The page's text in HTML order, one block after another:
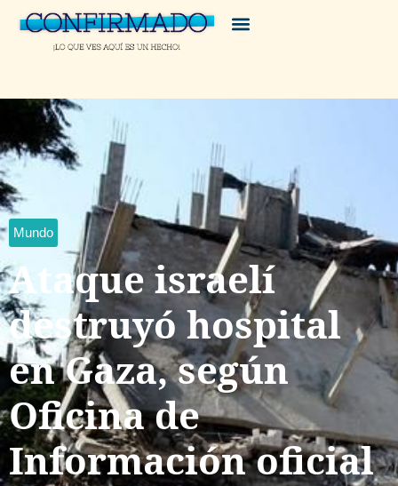
Mundo
Ataque israelí
destruyó hospital
en Gaza, según
Oficina de
Información oficial